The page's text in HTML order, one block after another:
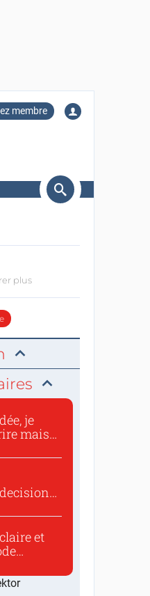
membre
plus
je
mais
et